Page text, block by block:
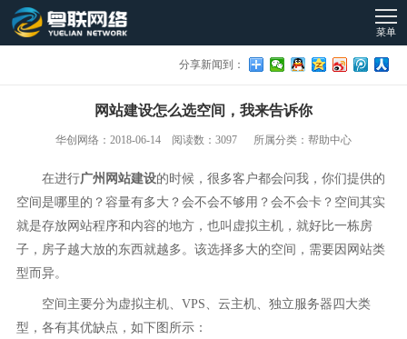
菜单
分享新闻到：
网站建设怎么选空间，我来告诉你
华创网络：2018-06-14 阅读数：3097 所属分类：帮助中心
在进行广州网站建设的时候，很多客户都会问我，你们提供的
空间是哪里的？容量有多大？会不会不够用？会不会卡？空间其实
就是存放网站程序和内容的地方，也叫虚拟主机，就好比一栋房
子，房子越大放的东西就越多。该选择多大的空间，需要因网站类
型而异。
空间主要分为虚拟主机、VPS、云主机、独立服务器四大类
型，各有其优缺点，如下图所示：